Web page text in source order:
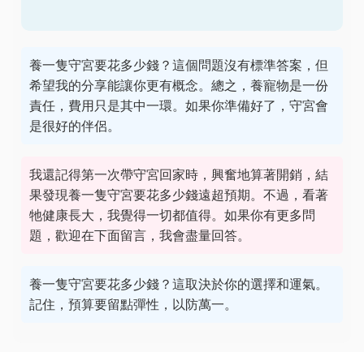
養一隻守宮要花多少錢？這個問題沒有標準答案，但
希望我的分享能讓你更有概念。總之，養寵物是一份
責任，費用只是其中一環。如果你準備好了，守宮會
是很好的伴侶。
我還記得第一次帶守宮回家時，興奮地算著開銷，結
果發現養一隻守宮要花多少錢遠超預期。不過，看著
牠健康長大，我覺得一切都值得。如果你有更多問
題，歡迎在下面留言，我會盡量回答。
養一隻守宮要花多少錢？這取決於你的選擇和運氣。
記住，預算要留點彈性，以防萬一。